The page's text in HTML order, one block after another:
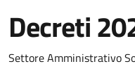
Decreti
Dettagli del
Settore Amministrativo